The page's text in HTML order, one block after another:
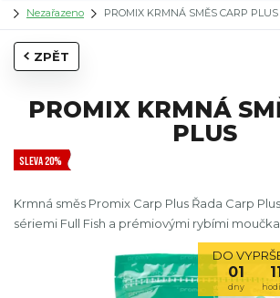
Nezařazeno PROMIX KRMNÁ SMĚS CARP PLUS
ZPĚT
PROMIX KRMNÁ
PLUS
SLEVA 20%
Krmná směs Promix Carp Plus Řada Carp
sériemi Full Fish a prémiovými rybími
DO
01
dny